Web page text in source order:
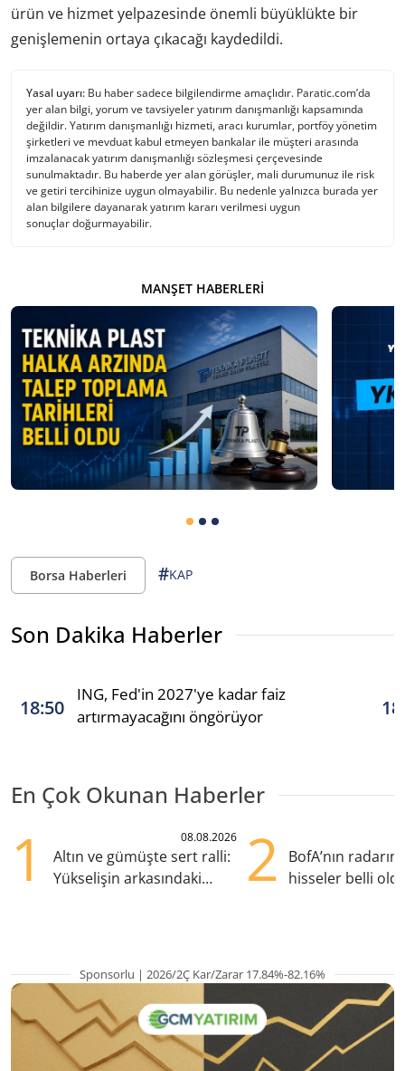
ürün ve hizmet yelpazesinde önemli büyüklükte bir
genişlemenin ortaya çıkacağı kaydedildi.
Yasal uyarı: Bu haber sadece bilgilendirme amaçlıdır. Paratic.com’da
yer alan bilgi, yorum ve tavsiyeler yatırım danışmanlığı kapsamında
değildir. Yatırım danışmanlığı hizmeti, aracı kurumlar, portföy yönetim
şirketleri ve mevduat kabul etmeyen bankalar ile müşteri arasında
imzalanacak yatırım danışmanlığı sözleşmesi çerçevesinde
sunulmaktadır. Bu haberde yer alan görüşler, mali durumunuz ile risk
ve getiri tercihinize uygun olmayabilir. Bu nedenle yalnızca burada yer
alan bilgilere dayanarak yatırım kararı verilmesi uygun
sonuçlar doğurmayabilir.
MANŞET HABERLERI
Borsa Haberleri #KAP
Son Dakika Haberler
18:50
ING, Fed'in 2027'ye kadar faiz
artırmayacağını öngörüyor
En Çok Okunan Haberler
1 08.08.2026
Altın ve gümüşte sert ralli:
Yükselişin arkasındaki
2
BofA’nın
hisseler belli
Sponsorlu | 2026/2Ç Kar/Zarar 17.84%-82.16%